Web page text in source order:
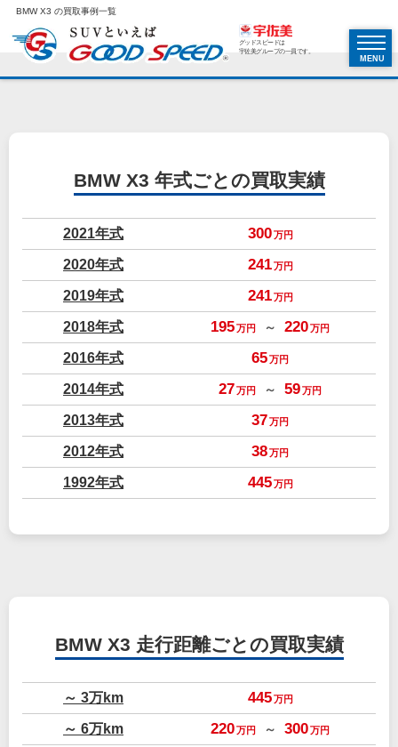
BMW X3 の買取事例一覧
グッドスピードは
宇佐美グループの一員です。
MENU
BMW X3 年式ごとの買取実績
2021年式 300 万円
2020年式 241 万円
2019年式 241 万円
2018年式 195万円 ～ 220万円
2016年式 65万円
2014年式 27万円 ～ 59万円
2013年式 37万円
2012年式 38万円
1992年式 445 万円
BMW X3 走行距離ごとの買取実績
～ 3万km 445 万円
～ 6万km 220万円 ～ 300万円